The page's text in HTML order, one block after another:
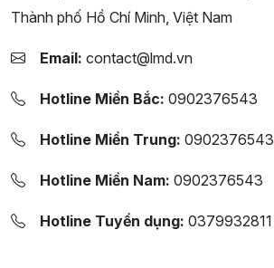
Thành phố Hồ Chí Minh, Việt Nam
Email: contact@lmd.vn
Hotline Miền Bắc: 0902376543
Hotline Miền Trung: 0902376543
Hotline Miền Nam: 0902376543
Hotline Tuyển dụng: 0379932811